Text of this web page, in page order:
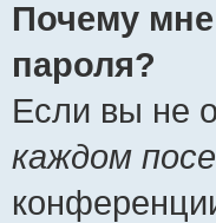
Почему
пароля?
Если вы не
каждом